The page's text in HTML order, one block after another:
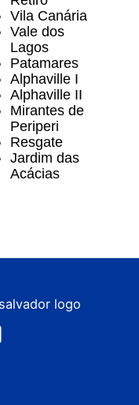
Vila Canária
Vale dos
Lagos
Patamares
Alphaville I
Alphaville II
Mirantes de
Periperi
Resgate
Jardim das
Acácias